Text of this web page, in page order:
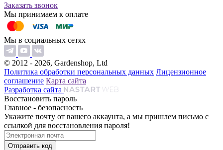
Заказать звонок
Мы принимаем к оплате
Мы в социальных сетях
© 2012 - 2026, Gardenshop, Ltd
Политика обработки персональных данных Лицензионное
соглашение Карта сайта
Разработка сайта
Восстановить пароль
Главное - безопасность
Укажите почту от вашего аккаунта, а мы пришлем письмо с
ссылкой для восстановления пароля!